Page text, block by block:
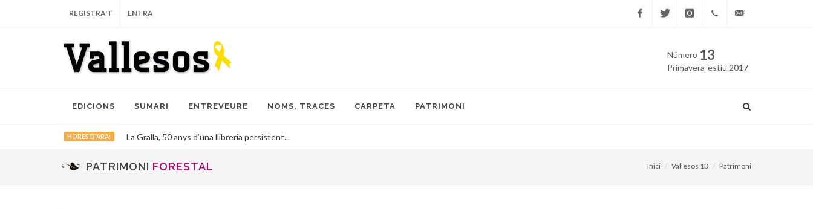
REGISTRA'T ENTRA
40 40
Número 13
Primavera-estiu 2017
EDICIONS SUMARI ENTREVEURE NOMS, TRACES CARPETA PATRIMONI
HORES D'ARA: La Gralla, 50 anys d’una llibreria persistent...
PATRIMONI FORESTAL Inici Vallesos 13 Patrimoni